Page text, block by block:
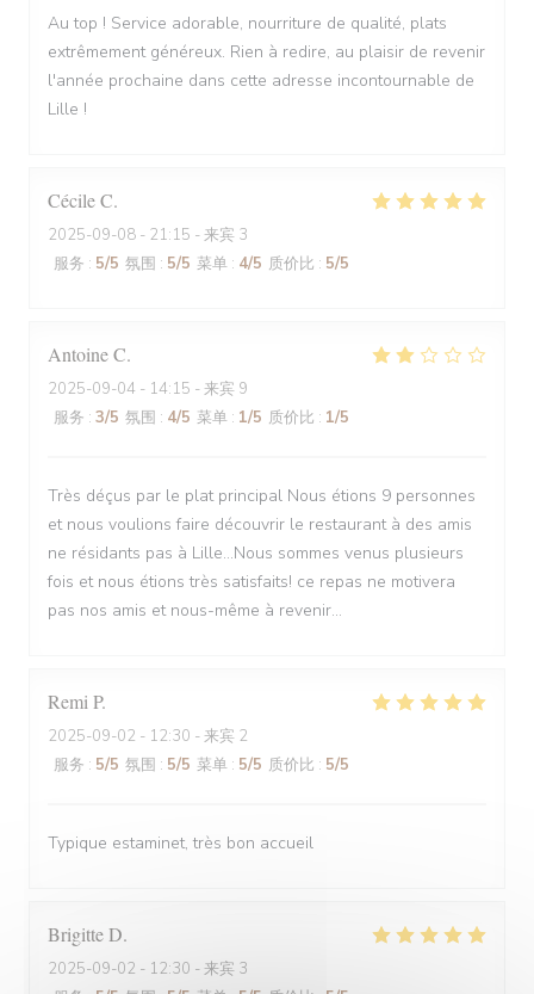
Au top ! Service adorable, nourriture de qualité, plats
extrêmement généreux. Rien à redire, au plaisir de revenir
l'année prochaine dans cette adresse incontournable de
Lille !
CécileC
2025-09-08 - 21:15 - 来宾 3
服务 : 5/5 氛围 : 5/5 菜单 : 4/5 质价比 : 5/5
AntoineC
2025-09-04 - 14:15 - 来宾 9
服务 : 3/5 氛围 : 4/5 菜单 : 1/5 质价比 : 1/5
Très déçus par le plat principal Nous étions 9 personnes
et nous voulions faire découvrir le restaurant à des amis
ne résidants pas à Lille...Nous sommes venus plusieurs
fois et nous étions très satisfaits! ce repas ne motivera
pas nos amis et nous-même à revenir...
Remi P
2025-09-02 - 12:30 - 来宾 2
服务 : 5/5 氛围 : 5/5 菜单 : 5/5 质价比 : 5/5
Typique estaminet, très bon accueil
BrigitteD
2025-09-02 - 12:30 - 来宾 3